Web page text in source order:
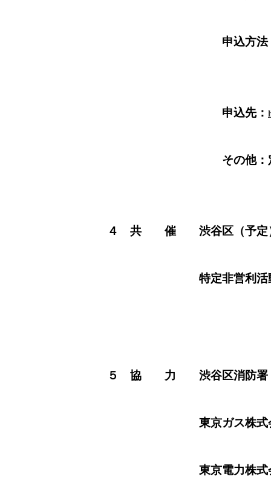
申込方法
申込先：
その他：定員に余裕
４ 共 催 渋谷区（予定
特定非営利活動
５ 協 力 渋谷区消防署
東京ガス株式
東京電力株式